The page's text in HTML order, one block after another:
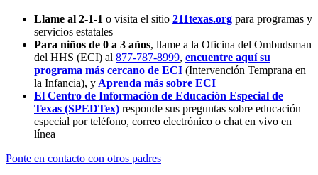
Llame al 2-1-1 o visita el sitio 211texas.org para programas y
servicios estatales
Para niños de 0 a 3 años, llame a la Oficina del Ombudsman
del HHS (ECI) al 877-787-8999, encuentre aquí su
programa más cercano de ECI (Intervención Temprana en
la Infancia), y Aprenda más sobre ECI
El Centro de Información de Educación Especial de
Texas (SPEDTex) responde sus preguntas sobre educación
especial por teléfono, correo electrónico o chat en vivo en
línea
Ponte en contacto con otros padres